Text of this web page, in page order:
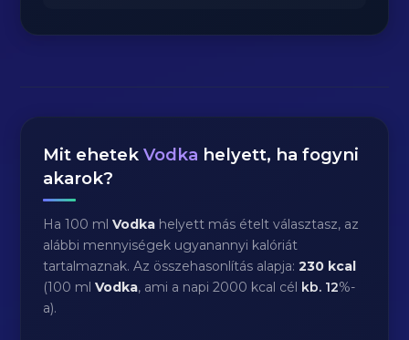
Mit ehetekVodka helyett, ha fogyni
akarok?
Ha 100 mlVodka helyett más ételt választasz, az
alábbi mennyiségek ugyanannyi kalóriát
tartalmaznak. Az összehasonlítás alapja:230 kcal
(100 mlVodka, ami a napi 2000 kcal cél kb. 12%-
a).